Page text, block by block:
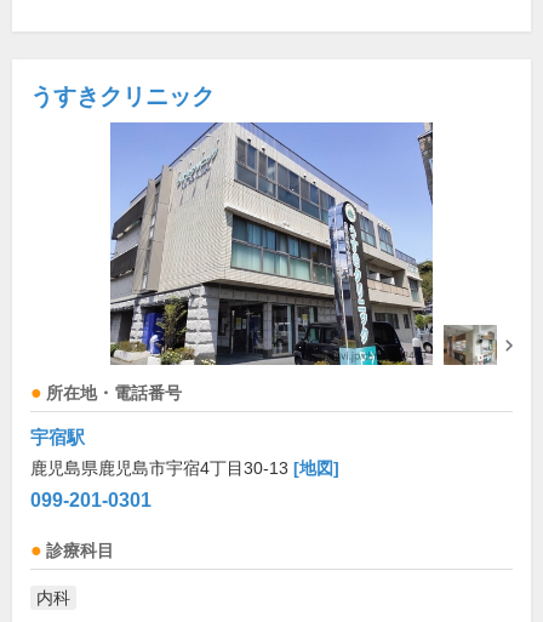
うすきクリニック
所在地・電話番号
宇宿駅
鹿児島県鹿児島市宇宿4丁目30-13 [地図]
099-201-0301
診療科目
内科